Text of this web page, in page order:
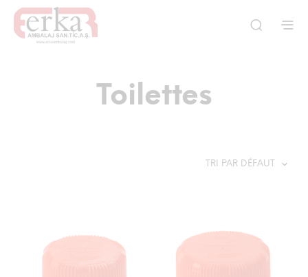
Toilettes